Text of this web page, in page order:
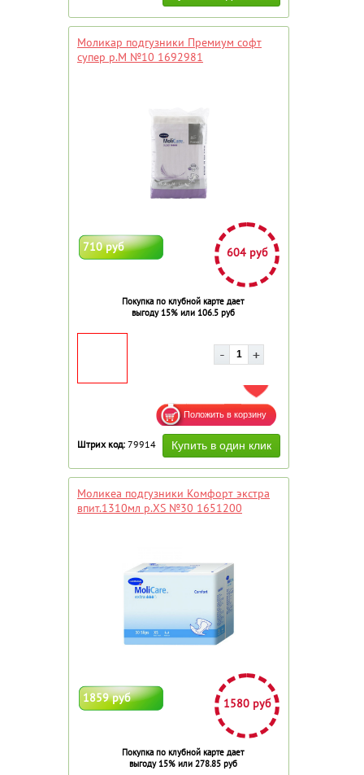
Моликар подгузники Премиум софт
супер р.M №10 1692981
710 руб 604 руб
Покупка по клубной карте дает
выгоду 15% или 106.5 руб
ДОБАВИТЬ В ИЗБРАННОЕ
Штрих код: 79914
Моликеа подгузники Комфорт экстра
впит.1310мл р.XS №30 1651200
1859 руб 1580 руб
Покупка по клубной карте дает
выгоду 15% или 278.85 руб